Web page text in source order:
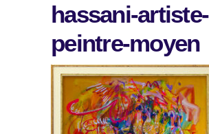
hassani-artiste-
peintre-moyen